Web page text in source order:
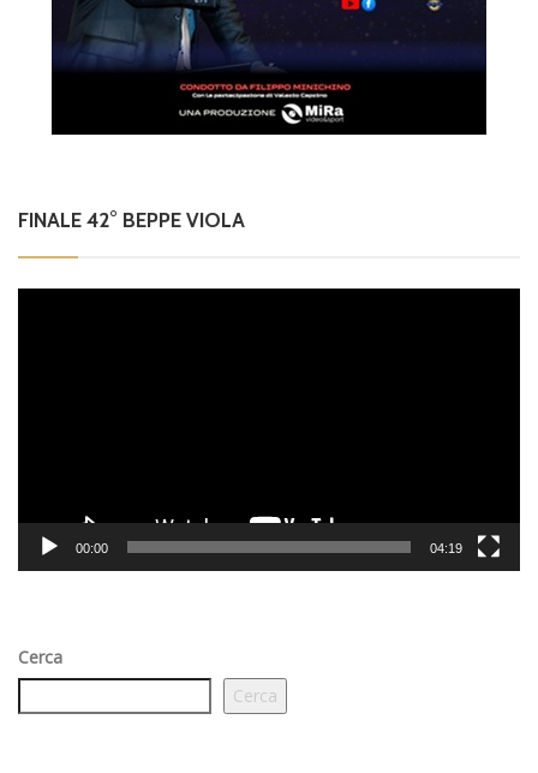
FINALE 42° BEPPE VIOLA
00:00 04:19
Cerca
Cerca